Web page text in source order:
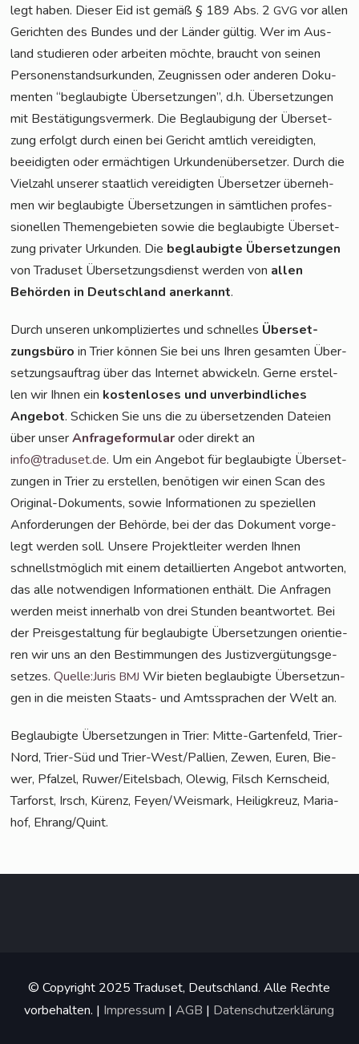
legt haben. Die­ser Eid ist gemäß § 189 Abs. 2GVG vor allen
Gerich­ten des Bun­des und der Län­der gül­tig. Wer im Aus­
land stu­die­ren oder arbei­ten möch­te, braucht von sei­nen
Per­so­nen­stand­sur­kun­den, Zeug­nis­sen oder ande­ren Doku­
men­ten “beglau­big­te Über­set­zun­gen”, d.h. Über­set­zun­gen
mit Bestä­ti­gungs­ver­merk. Die Beglau­bi­gung der Über­set­
zung erfolgt durch einen bei Gericht amt­lich ver­ei­dig­ten,
beei­dig­ten oder ermäch­ti­gen Urkun­den­über­set­zer. Durch die
Viel­zahl unse­rer staat­lich ver­ei­dig­ten Über­set­zer über­neh­
men wir beglau­big­te Über­set­zun­gen in sämt­li­chen pro­fes­
sio­nel­len The­men­ge­bie­ten sowie die beglau­big­te Über­set­
zung pri­va­ter Urkun­den. Die beglau­big­te Über­set­zun­gen
von Tra­du­set Über­set­zungs­dienst wer­den von allen
Behör­den in Deutsch­land aner­kannt.
Durch unse­ren unkom­pli­zier­tes und schnel­les Über­set­
zungs­bü­ro in Trier kön­nen Sie bei uns Ihren gesam­ten Über­
set­zungs­auf­trag über das Inter­net abwi­ckeln. Ger­ne erstel­
len wir Ihnen ein kos­ten­lo­ses und unver­bind­li­ches
Ange­bot. Schi­cken Sie uns die zu über­set­zen­den Datei­en
über unserAnfra­ge­for­mu­laroder direkt an
info@traduset.de. Um ein Ange­bot für beglau­big­te Über­set­
zun­gen in Trier zu erstel­len, benö­ti­gen wir einen Scan des
Ori­gi­nal-Doku­ments, sowie Infor­ma­tio­nen zu spe­zi­el­len
Anfor­de­run­gen der Behör­de, bei der das Doku­ment vor­ge­
legt wer­den soll. Unse­re Pro­jekt­lei­ter wer­den Ihnen
schnellst­mög­lich mit einem detail­lier­ten Ange­bot ant­wor­ten,
das alle not­wen­di­gen Infor­ma­tio­nen ent­hält. Die Anfra­gen
wer­den meist inner­halb von drei Stun­den beant­wor­tet. Bei
der Preis­ge­stal­tung für beglau­big­te Über­set­zun­gen ori­en­tie­
ren wir uns an den Bestim­mun­gen des Jus­tiz­ver­gü­tungs­ge­
set­zes.Quelle:JurisBMJ Wir bie­ten beglau­big­te Über­set­zun­
gen in die meis­ten Staats- und Amts­spra­chen der Welt an.
Beglau­big­te Über­set­zun­gen in Trier: Mit­te-Gar­ten­feld, Trier-
Nord, Trier-Süd und Trier-Wes­t/­Pal­li­en, Zewen, Euren, Bie­
wer, Pfal­zel, Ruwer/Eitelsbach, Ole­wig, Filsch Kern­scheid,
Tar­forst, Irsch, Kürenz, Feyen/Weismark, Hei­lig­kreuz, Maria­
hof, Ehrang/Quint.
© Copyright 2025 Traduset, Deutschland. Alle Rechte
vorbehalten. | Impressum |AGB | Datenschutzerklärung